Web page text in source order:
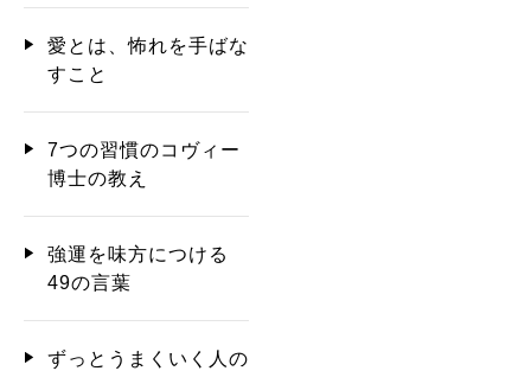
愛とは、怖れを手ばな
すこと
7つの習慣のコヴィー
博士の教え
強運を味方につける
49の言葉
ずっとうまくいく人の